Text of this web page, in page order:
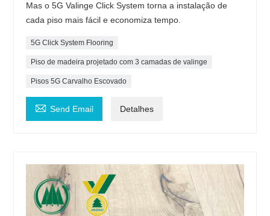
Mas o 5G Valinge Click System torna a instalação de
cada piso mais fácil e economiza tempo.
5G Click System Flooring
Piso de madeira projetado com 3 camadas de valinge
Pisos 5G Carvalho Escovado
 Send Email Detalhes